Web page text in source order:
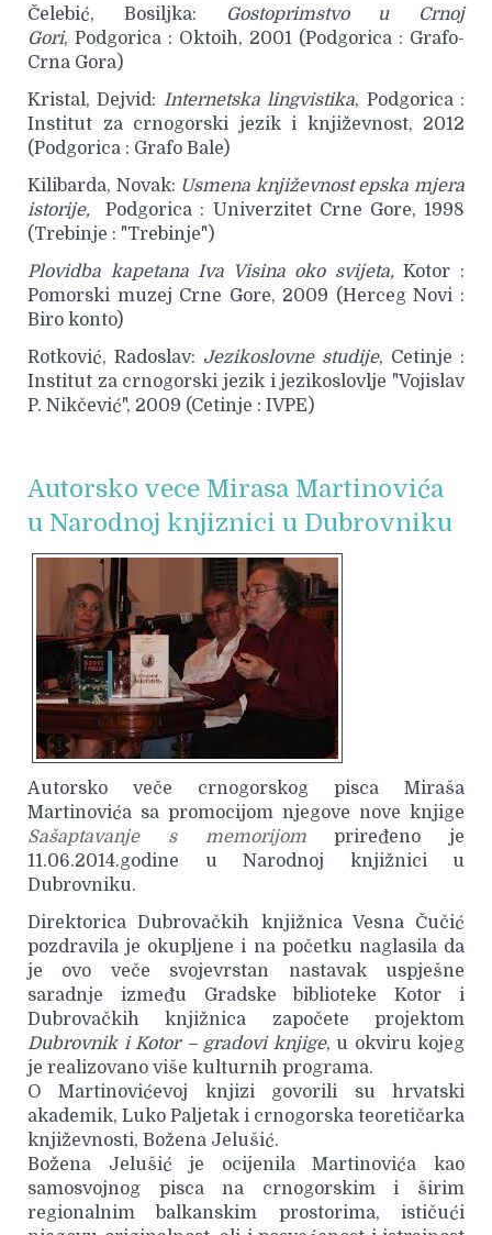
Čelebić, Bosiljka:
Gostoprimstvo u Crnoj
Gori, Podgorica : Oktoih, 2001 (Podgorica : Grafo-
Crna Gora)
Kristal, Dejvid: Internetska lingvistika, Podgorica :
Institut za crnogorski jezik i književnost, 2012
(Podgorica : Grafo Bale)
Kilibarda, Novak: Usmena književnost epska mjera
istorije,Podgorica : Univerzitet Crne Gore, 1998
(Trebinje : "Trebinje")
Plovidba kapetana Iva Visina oko svijeta,Kotor :
Pomorski muzej Crne Gore, 2009 (Herceg Novi :
Biro konto)
Rotković, Radoslav: Jezikoslovne studije, Cetinje :
Institut za crnogorski jezik i jezikoslovlje "Vojislav
P. Nikčević", 2009 (Cetinje : IVPE)
Autorsko vece Mirasa Martinovića
u Narodnoj knjiznici u Dubrovniku
Autorsko veče crnogorskog pisca Miraša
Martinovića sa promocijom njegove nove knjige
Sašaptavanje s memorijompriređeno je
11.06.2014.godine u Narodnoj knjižnici u
Dubrovniku.
Direktorica Dubrovačkih knjižnica Vesna Čučić
pozdravila je okupljene i na početku naglasila da
je ovo veče svojevrstan nastavak uspješne
saradnje između Gradske biblioteke Kotor i
Dubrovačkih knjižnica započete projektom
Dubrovnik i Kotor – gradovi knjige, u okviru kojeg
je realizovano više kulturnih programa.
O Martinovićevoj knjizi govorili su hrvatski
akademik, Luko Paljetak i crnogorska teoretičarka
književnosti, Božena Jelušić.
Božena Jelušić je ocijenila Martinovića kao
samosvojnog pisca na crnogorskim i širim
regionalnim balkanskim prostorima, ističući